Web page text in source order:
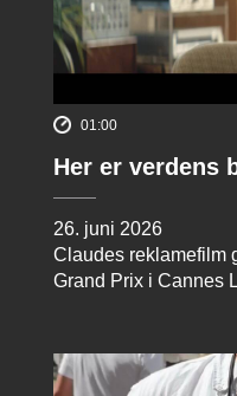
01:00
Her er verdens
26. juni 2026
Claudes reklamefilm
Grand Prix i Cannes